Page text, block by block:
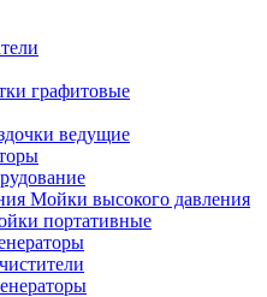
графитовые
ведущие
Мойки высокого давления
портативные